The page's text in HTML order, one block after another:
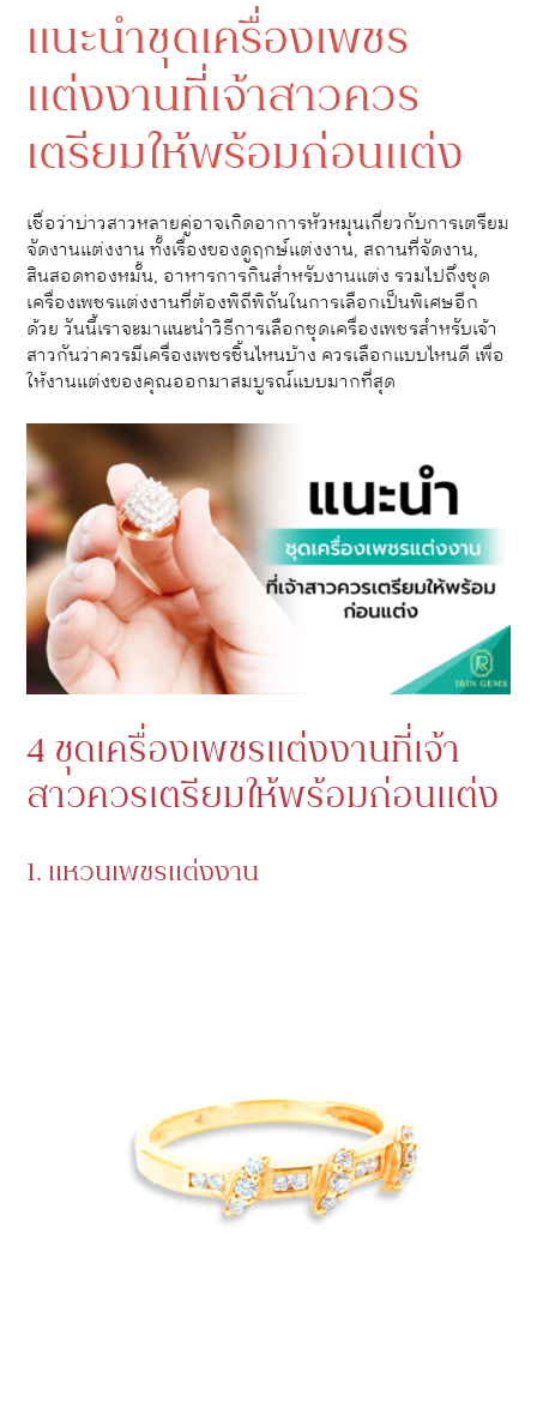
แนะนำชุดเครื่องเพชร
แต่งงานที่เจ้าสาวควร
เตรียมให้พร้อมก่อนแต่ง
เชื่อว่าบ่าวสาวหลายคู่อาจเกิดอาการหัวหมุนเกี่ยวกับการเตรียม
จัดงานแต่งงาน ทั้งเรื่องของดูฤกษ์แต่งงาน, สถานที่จัดงาน,
สินสอดทองหมั้น, อาหารการกินสำหรับงานแต่ง รวมไปถึงชุด
เครื่องเพชรแต่งงานที่ต้องพิถีพิถันในการเลือกเป็นพิเศษอีก
ด้วย วันนี้เราจะมาแนะนำวิธีการเลือกชุดเครื่องเพชรสำหรับเจ้า
สาวกันว่าควรมีเครื่องเพชรชิ้นไหนบ้าง ควรเลือกแบบไหนดี เพื่อ
ให้งานแต่งของคุณออกมาสมบูรณ์แบบมากที่สุด
4 ชุดเครื่องเพชรแต่งงานที่เจ้า
สาวควรเตรียมให้พร้อมก่อนแต่ง
1. แหวนเพชรแต่งงาน